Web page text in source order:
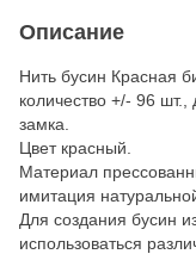
Описание
Нить бусин Красная
количество +/- 96
замка.
Цвет красный.
Материал
имитация
Для создания бусин
использоваться